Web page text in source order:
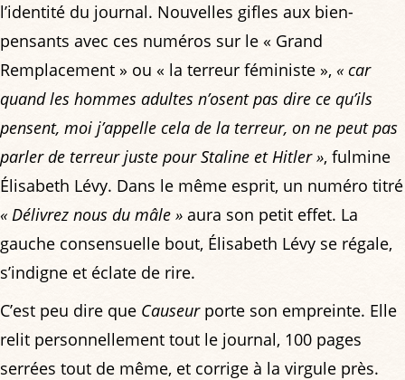
l’identité du journal. Nouvelles gifles aux bien-
pensants avec ces numéros sur le « Grand
Remplacement » ou « la terreur féministe », « car
quand les hommes adultes n’osent pas dire ce qu’ils
pensent, moi j’appelle cela de la terreur, on ne peut pas
parler de terreur juste pour Staline et Hitler », fulmine
Élisabeth Lévy. Dans le même esprit, un numéro titré
« Délivrez nous du mâle » aura son petit effet. La
gauche consensuelle bout, Élisabeth Lévy se régale,
s’indigne et éclate de rire.
C’est peu dire que Causeurporte son empreinte. Elle
relit personnellement tout le journal, 100 pages
serrées tout de même, et corrige à la virgule près.